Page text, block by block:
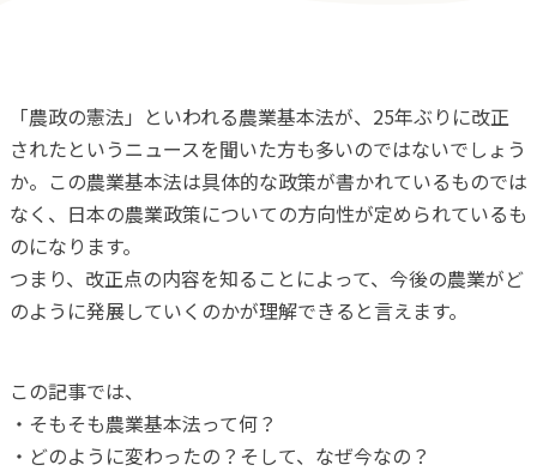
アクアポニックス説明会
「農政の憲法」といわれる農業基本法が、25年ぶりに改正
されたというニュースを聞いた方も多いのではないでしょう
か。この農業基本法は具体的な政策が書かれているものでは
なく、日本の農業政策についての方向性が定められているも
のになります。
つまり、改正点の内容を知ることによって、今後の農業がど
のように発展していくのかが理解できると言えます。
この記事では、
・そもそも農業基本法って何？
・どのように変わったの？そして、なぜ今なの？